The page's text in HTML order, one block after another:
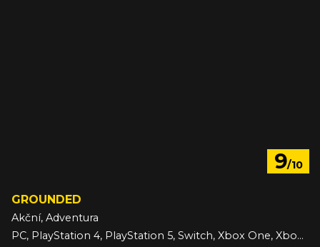
9/10
GROUNDED
Akční, Adventura
PC, PlayStation 4, PlayStation 5, Switch, Xbox One, Xbox Series